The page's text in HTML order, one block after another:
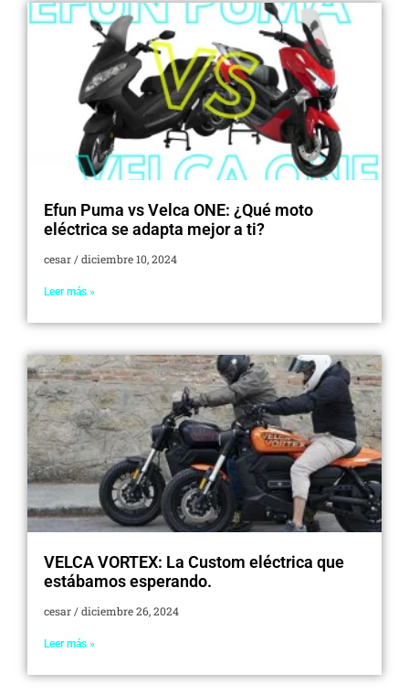
Efun Puma vs Velca ONE: ¿Qué moto
eléctrica se adapta mejor a ti?
cesar diciembre 10, 2024
Leer más »
VELCA VORTEX: La Custom eléctrica que
estábamos esperando.
cesar diciembre 26, 2024
Leer más »